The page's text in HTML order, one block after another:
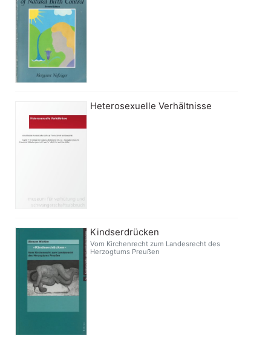
Heterosexuelle Verhältnisse
Kindserdrücken
Vom Kirchenrecht zum Landesrecht des
Herzogtums Preußen